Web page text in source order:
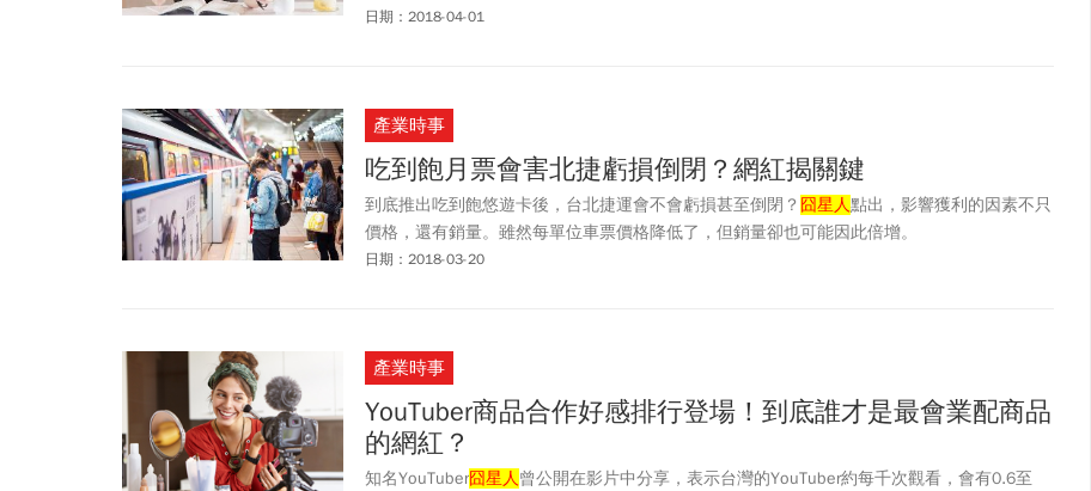
燒回 囧星人自身，演變成了一場不折不扣的公關危機。而在雙方各自試圖釐清狀況、解決問題
日期：2018-04-01
產業時事
吃到飽月票會害北捷虧損倒閉？網紅揭關鍵
到底推出吃到飽悠遊卡後，台北捷運會不會虧損甚至倒閉？ 囧星人點出，影響獲利的因素不只
價格，還有銷量。雖然每單位車票價格降低了，但銷量卻也可能因此倍增。
日期：2018-03-20
產業時事
YouTuber商品合作好感排行登場！到底誰才是最會業配商品
的網紅？
知名YouTuber囧星人曾公開在影片中分享，表示台灣的YouTuber約每千次觀看，會有0.6至